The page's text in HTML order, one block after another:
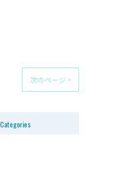
次のページ >
Categories